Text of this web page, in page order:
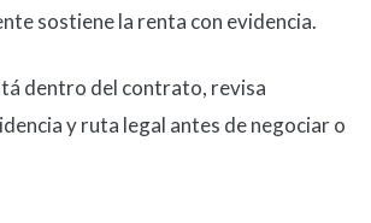
sostiene la renta con evidencia.
dentro del contrato, revisa
y ruta legal antes de negociar o